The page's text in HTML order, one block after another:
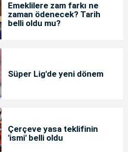
Emeklilere zam farkı ne
zaman ödenecek? Tarih
belli oldu mu?
Süper Lig'de yeni dönem
Çerçeve yasa teklifinin
'ismi' belli oldu